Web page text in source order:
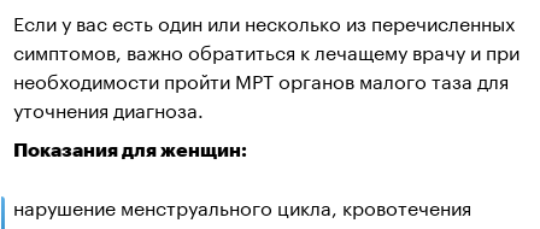
Если у вас есть один или несколько из перечисленных
симптомов, важно обратиться к лечащему врачу и при
необходимости пройти МРТ органов малого таза для
уточнения диагноза.
Показания для женщин:
нарушение менструального цикла, кровотечения